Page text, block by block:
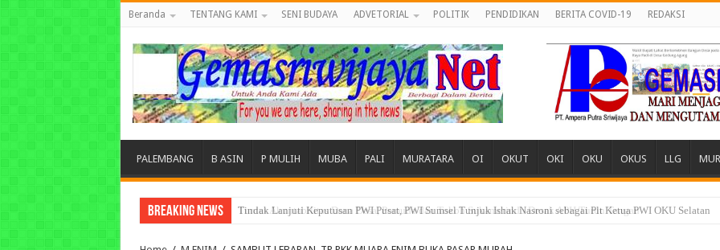
Beranda TENTANG KAMI SENI BUDAYA ADVETORIAL POLITIK PENDIDIKAN BERITA COVID-19 REDAKSI
PALEMBANG B ASIN P MULIH MUBA PALI MURATARA OI OKUT OKI OKU OKUS LLG
Breaking News Tuntut Akuntabilitas Dana Desa, Pemuda dan Tokoh Sukamerindu Desak APH Turun Tangan